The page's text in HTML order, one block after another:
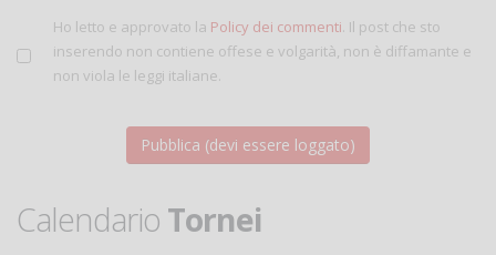
Ho letto e approvato la Policy dei commenti. Il post che sto
inserendo non contiene offese e volgarità, non è diffamante e
non viola le leggi italiane.
Calendario Tornei